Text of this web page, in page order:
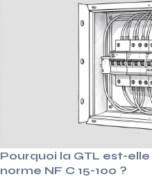
Pourquoi la GTL est-
norme NF C 15-100 ?